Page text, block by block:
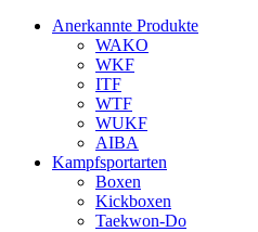
Anerkannte Produkte
WAKO
WKF
ITF
WTF
WUKF
AIBA
Kampfsportarten
Boxen
Kickboxen
Taekwon-Do